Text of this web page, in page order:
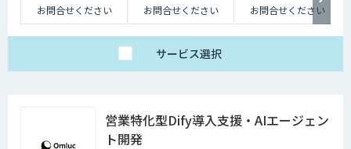
お問合せください
お問合せください お問合せください
サービス選択
営業特化型Dify導入支援・AIエージェン
ト開発